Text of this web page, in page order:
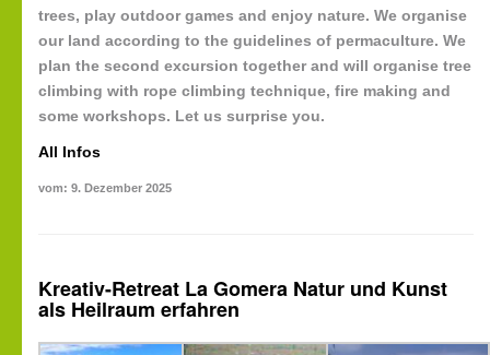
trees, play outdoor games and enjoy nature. We organise
our land according to the guidelines of permaculture. We
plan the second excursion together and will organise tree
climbing with rope climbing technique, fire making and
some workshops. Let us surprise you.
All Infos
vom: 9. Dezember 2025
Kreativ-Retreat La Gomera Natur und Kunst
als Heilraum erfahren